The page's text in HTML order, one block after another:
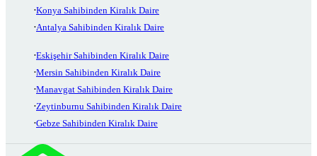
Konya Sahibinden Kiralık Daire
Antalya Sahibinden Kiralık Daire
Eskişehir Sahibinden Kiralık Daire
Mersin Sahibinden Kiralık Daire
Manavgat Sahibinden Kiralık Daire
Zeytinburnu Sahibinden Kiralık Daire
Gebze Sahibinden Kiralık Daire